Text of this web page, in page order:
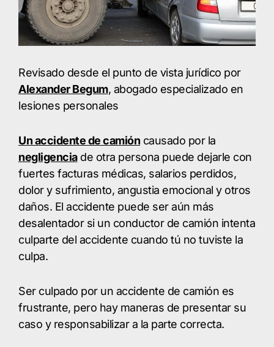
Revisado desde el punto de vista jurídico por
Alexander Begum, abogado especializado en
lesiones personales
Un accidente de camión causado por la
negligenciade otra persona puede dejarle con
fuertes facturas médicas, salarios perdidos,
dolor y sufrimiento, angustia emocional y otros
daños. El accidente puede ser aún más
desalentador si un conductor de camión intenta
culparte del accidente cuando tú no tuviste la
culpa.
Ser culpado por un accidente de camión es
frustrante, pero hay maneras de presentar su
caso y responsabilizar a la parte correcta.